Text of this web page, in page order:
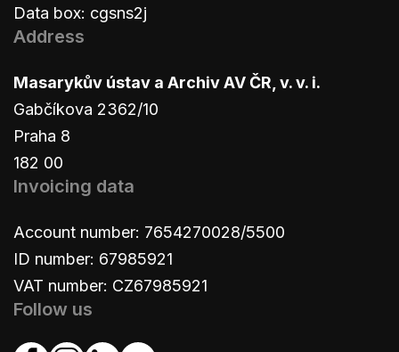
Data box: cgsns2j
Address
Masarykův ústav a Archiv AV ČR, v. v. i.
Gabčíkova 2362/10
Praha 8
182 00
Invoicing data
Account number: 7654270028/5500
ID number: 67985921
VAT number: CZ67985921
Follow us